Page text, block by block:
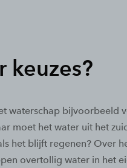
keuzes?
waterschap bijvoorbeeld
moet het water uit het
het blijft regenen? Over
overtollig water in het